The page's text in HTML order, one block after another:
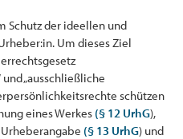
Schutz der ideellen und
Um dieses Ziel
„ausschließliche
schützen
eines Werkes (§ 12 UrhG),
(§ 13 UrhG) und